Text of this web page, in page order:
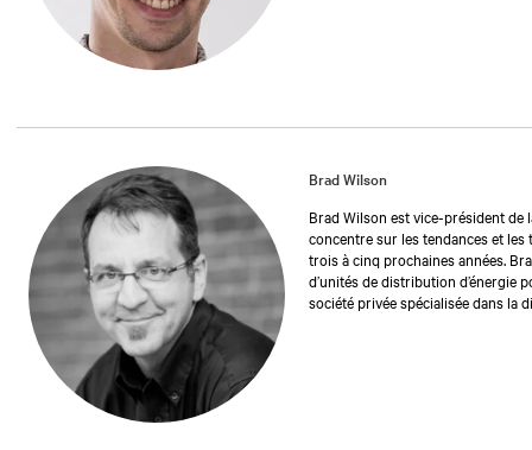
Brad Wilson
Brad Wilson est vice-président de
concentre sur les tendances et
trois à cinq prochaines années.
d’unités de distribution d’énergie
société privée spécialisée dans la